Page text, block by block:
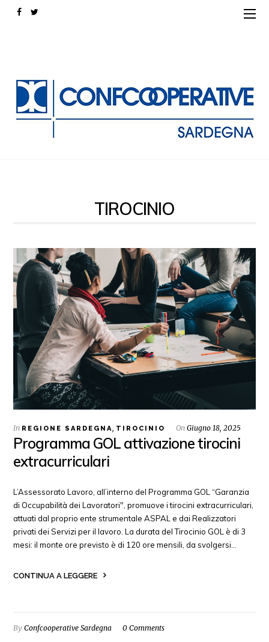
TIROCINIO
In REGIONE SARDEGNA, TIROCINIO OnGiugno 18, 2025
Programma GOL attivazione tirocini
extracurriculari
L’Assessorato Lavoro, all’interno del Programma GOL “Garanzia
di Occupabilità dei Lavoratori", promuove i tirocini extracurriculari,
attuati dal proprio ente strumentale ASPAL e dai Realizzatori
privati dei Servizi per il lavoro. La durata del Tirocinio GOL è di 3
mesi: il monte ore previsto è di 120 ore mensili, da svolgersi…
CONTINUA A LEGGERE
ByConfcooperative Sardegna 0 Comments